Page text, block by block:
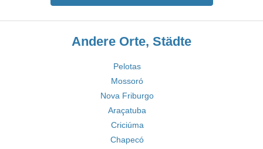
Andere Orte, Städte
Pelotas
Mossoró
Nova Friburgo
Araçatuba
Criciúma
Chapecó